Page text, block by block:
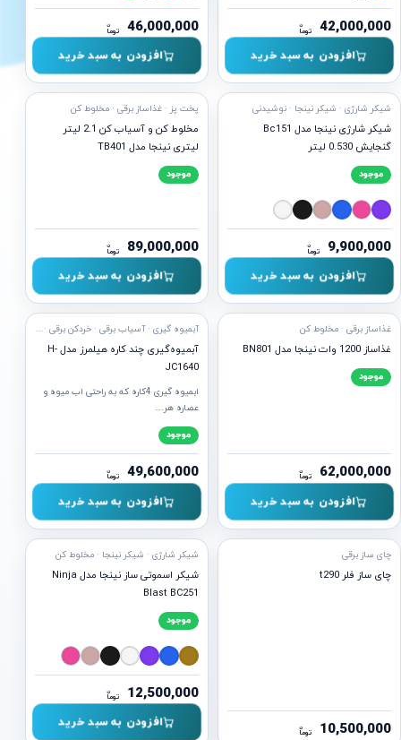
42,000,000 توما
ن
افزودن به سبد خرید
46,000,000 توما
ن
افزودن به سبد خرید
ارسال
شیکر شارژی · شیکر نینجا · نوشیدنی
شیکر شارژی نینجا مدل Bc151
گنجایش 0.530 لیتر
موجود
9,900,000 توما
ن
افزودن به سبد خرید
آماده ارسال
پخت پز · غذاساز برقی · مخلوط کن
مخلوط کن و آسیاب کن 2.1 لیتر
لیتری نینجا مدل TB401
موجود
89,000,000 توما
ن
افزودن به سبد خرید
ارسال
غذاساز برقی · مخلوط کن
غذاساز 1200 وات نینجا مدل BN801
موجود
62,000,000 توما
ن
افزودن به سبد خرید
آماده ارسال
آبمیوه گیری · آسیاب برقی · خردکن برقی · لوازم برقی · مخلوط کن · نوشیدنی
آبمیوه‌گیری چند کاره هیلمرز مدل H-
JC1640
ابمیوه گیری 4کاره که به راحتی اب میوه و
عصاره هر…
موجود
49,600,000 توما
ن
افزودن به سبد خرید
چای ساز برقی
چای ساز فلر t290
10,500,000 توما
ن
آماده ارسال
شیکر شارژی · شیکر نینجا · مخلوط کن
شیکر اسموتی ساز نینجا مدل Ninja
Blast BC251
موجود
12,500,000 توما
ن
افزودن به سبد خرید